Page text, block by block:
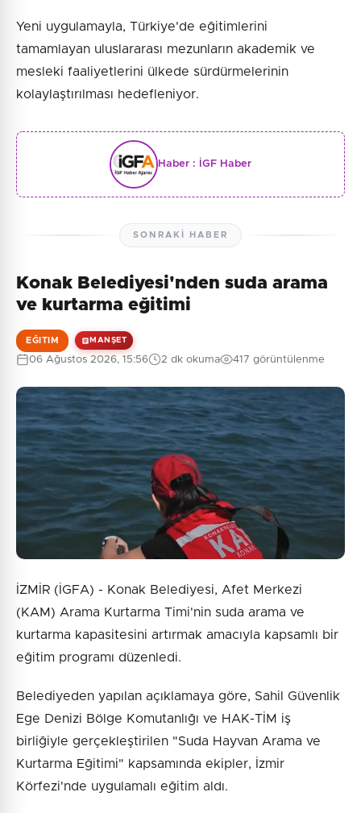
Yeni uygulamayla, Türkiye'de eğitimlerini
tamamlayan uluslararası mezunların akademik ve
mesleki faaliyetlerini ülkede sürdürmelerinin
kolaylaştırılması hedefleniyor.
Haber : İGF Haber
SONRAKI HABER
Konak Belediyesi'nden suda arama
ve kurtarma eğitimi
EĞITIM MANŞET
06 Ağustos 2026, 15:56 2 dk okuma 417 görüntülenme
İZMİR (İGFA) - Konak Belediyesi, Afet Merkezi
(KAM) Arama Kurtarma Timi'nin suda arama ve
kurtarma kapasitesini artırmak amacıyla kapsamlı bir
eğitim programı düzenledi.
Belediyeden yapılan açıklamaya göre, Sahil Güvenlik
Ege Denizi Bölge Komutanlığı ve HAK-TİM iş
birliğiyle gerçekleştirilen "Suda Hayvan Arama ve
Kurtarma Eğitimi" kapsamında ekipler, İzmir
Körfezi'nde uygulamalı eğitim aldı.